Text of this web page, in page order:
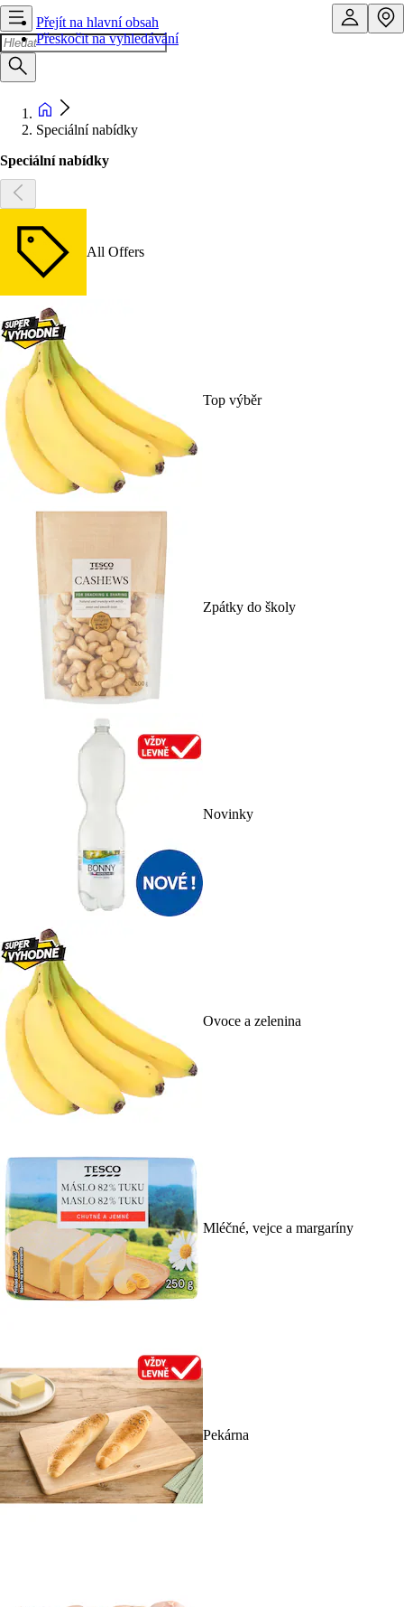
Přejít na hlavní obsah
Přeskočit na vyhledávání
Speciální nabídky
Speciální nabídky
All Offers
Top výběr
Zpátky do školy
Novinky
Ovoce a zelenina
Mléčné, vejce a margaríny
Pekárna